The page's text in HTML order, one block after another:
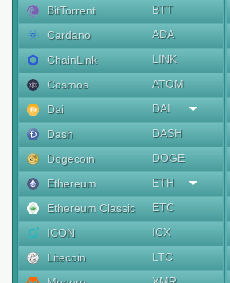
BitTorrent
BTT
Cardano
ADA
ChainLink
LINK
Cosmos
ATOM
Dai
DAI
Dash
DASH
Dogecoin
DOGE
Ethereum
ETH
Ethereum Classic
ETC
ICON
ICX
Litecoin
LTC